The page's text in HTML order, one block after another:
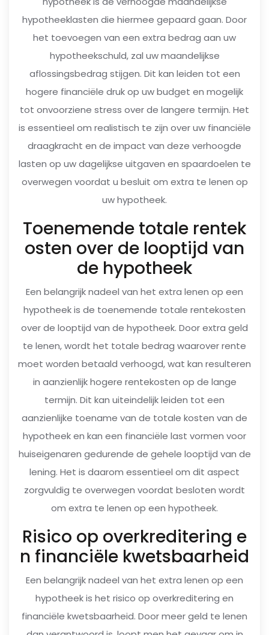
hypotheeklasten die hiermee gepaard gaan. Door
het toevoegen van een extra bedrag aan uw
hypotheekschuld, zal uw maandelijkse
aflossingsbedrag stijgen. Dit kan leiden tot een
hogere financiële druk op uw budget en mogelijk
tot onvoorziene stress over de langere termijn. Het
is essentieel om realistisch te zijn over uw financiële
draagkracht en de impact van deze verhoogde
lasten op uw dagelijkse uitgaven en spaardoelen te
overwegen voordat u besluit om extra te lenen op
uw hypotheek.
Toenemende totale rentek
osten over de looptijd van
de hypotheek
Een belangrijk nadeel van het extra lenen op een
hypotheek is de toenemende totale rentekosten
over de looptijd van de hypotheek. Door extra geld
te lenen, wordt het totale bedrag waarover rente
moet worden betaald verhoogd, wat kan resulteren
in aanzienlijk hogere rentekosten op de lange
termijn. Dit kan uiteindelijk leiden tot een
aanzienlijke toename van de totale kosten van de
hypotheek en kan een financiële last vormen voor
huiseigenaren gedurende de gehele looptijd van de
lening. Het is daarom essentieel om dit aspect
zorgvuldig te overwegen voordat besloten wordt
om extra te lenen op een hypotheek.
Risico op overkreditering e
n financiële kwetsbaarheid
Een belangrijk nadeel van het extra lenen op een
hypotheek is het risico op overkreditering en
financiële kwetsbaarheid. Door meer geld te lenen